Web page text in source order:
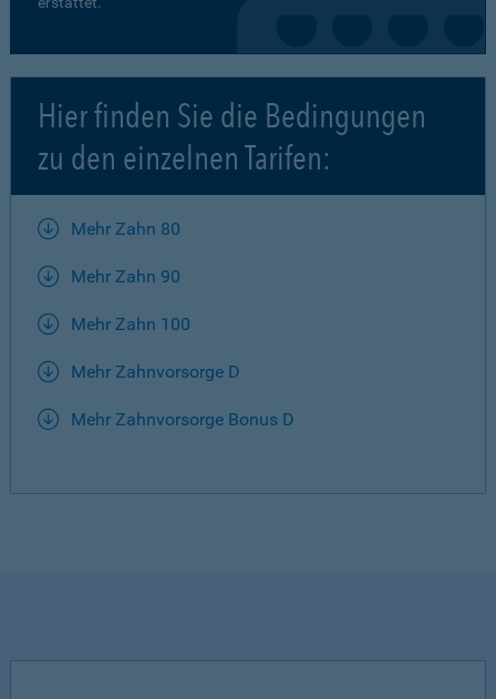
Hier finden Sie die Bedingungen
zu den einzelnen Tarifen:
Mehr Zahn 80
Mehr Zahn 90
Mehr Zahn 100
Mehr Zahnvorsorge D
Mehr Zahnvorsorge Bonus D